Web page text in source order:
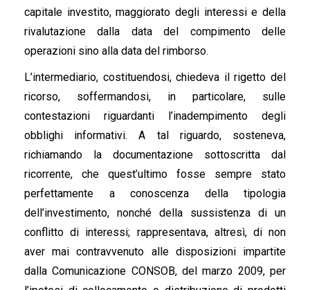
capitale investito, maggiorato degli interessi e della
rivalutazione dalla data del compimento delle
operazioni sino alla data del rimborso.
L’intermediario, costituendosi, chiedeva il rigetto del
ricorso, soffermandosi, in particolare, sulle
contestazioni riguardanti l’inadempimento degli
obblighi informativi. A tal riguardo, sosteneva,
richiamando la documentazione sottoscritta dal
ricorrente, che quest’ultimo fosse sempre stato
perfettamente a conoscenza della tipologia
dell’investimento, nonché della sussistenza di un
conflitto di interessi; rappresentava, altresì, di non
aver mai contravvenuto alle disposizioni impartite
dalla Comunicazione CONSOB, del marzo 2009, per